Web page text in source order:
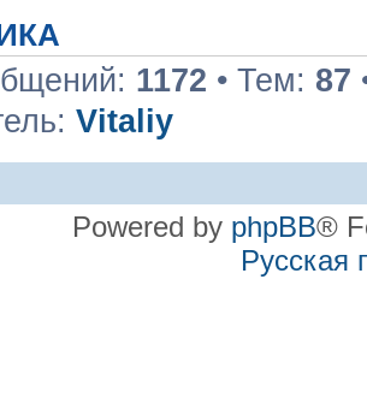
1172 • Тем: 87
Vitaliy
Powered by phpBB®
Русская